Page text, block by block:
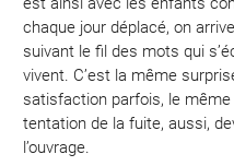
chaque jour déplacé, on
suivant le fil des mots qui
vivent. C’est la même
satisfaction parfois, le
tentation de la fuite, aussi,
l’ouvrage.